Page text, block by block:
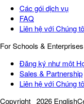
Các gói dịch vụ
FAQ
Liên hệ với Chúng
For Schools & Enterprises
Đăng ký như một
Sales & Partnership
Liên hệ với Chúng
Copyright 2026